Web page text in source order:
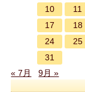
10
11
17
18
24
25
31
« 7月
9月 »